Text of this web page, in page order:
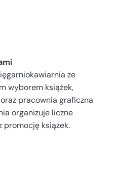
ze
wyborem książek,
pracownia graficzna
organizuje liczne
promocję książek.